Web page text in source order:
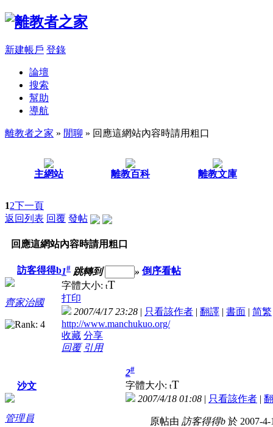
新建帳戶 登錄
論壇
搜索
幫助
導航
離教者之家 » 閒聊 » 回應這網站內容時請用粗口
主網站 離教百科 離教文庫
12下一頁
返回列表 回覆 發帖
回應這網站內容時請用粗口
訪客得得b
齊家治國
1# 跳轉到 » 倒序看帖
字體大小: tT
打印
2007/4/17 23:28 | 只看該作者 | 翻譯 | 書面 | 简繁
http://www.manchukuo.org/
收藏 分享
回覆 引用
沙文
管理員
2#
字體大小: tT
2007/4/18 01:08 | 只看該作者 |
原帖由 訪客得得b 於 2007-